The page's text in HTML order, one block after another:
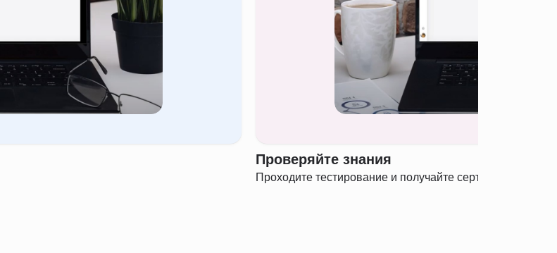
Проверяйте знания
Проходите тестирование и получайте сертификат о